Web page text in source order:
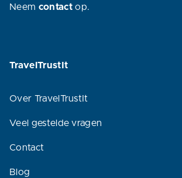
Neem contact op.
TravelTrustIt
Over TravelTrustIt
Veel gestelde vragen
Contact
Blog